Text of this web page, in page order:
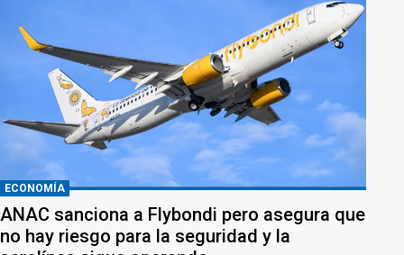
ECONOMÍA
ANAC sanciona a Flybondi pero asegura que
no hay riesgo para la seguridad y la